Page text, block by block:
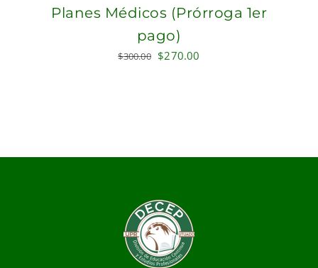
Planes Médicos (Prórroga 1er
pago)
$300.00 Original
$270.00